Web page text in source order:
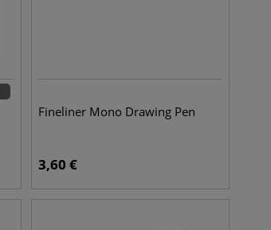
Fineliner Mono Drawing Pen
3,60 €